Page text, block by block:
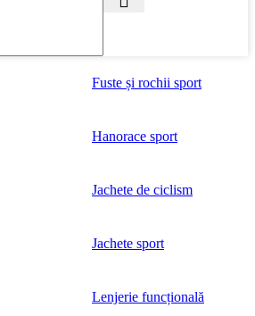
Fuste și rochii sport
Hanorace sport
Jachete de ciclism
Jachete sport
Lenjerie funcțională